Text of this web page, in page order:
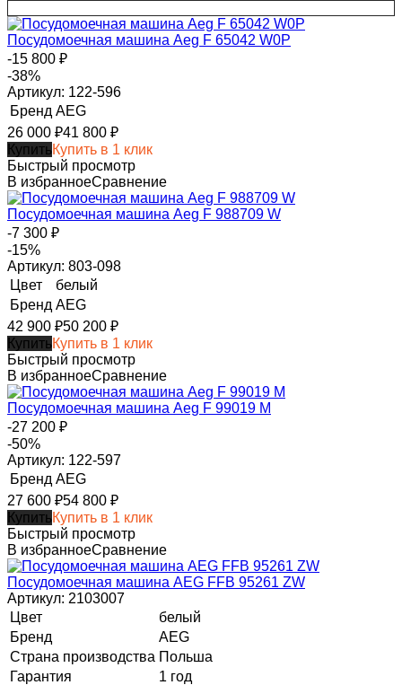
Посудомоечная машина Aeg F 65042 W0P
-15 800 ₽
-38%
Артикул: 122-596
Бренд AEG
26 000 ₽41 800 ₽
КупитьКупить в 1 клик
Быстрый просмотр
В избранноеСравнение
Посудомоечная машина Aeg F 988709 W
-7 300 ₽
-15%
Артикул: 803-098
Цвет
белый
Бренд AEG
42 900 ₽50 200 ₽
КупитьКупить в 1 клик
Быстрый просмотр
В избранноеСравнение
Посудомоечная машина Aeg F 99019 M
-27 200 ₽
-50%
Артикул: 122-597
Бренд AEG
27 600 ₽54 800 ₽
КупитьКупить в 1 клик
Быстрый просмотр
В избранноеСравнение
Посудомоечная машина AEG FFB 95261 ZW
Артикул: 2103007
Цвет
белый
Бренд
AEG
Страна производства Польша
Гарантия
1 год